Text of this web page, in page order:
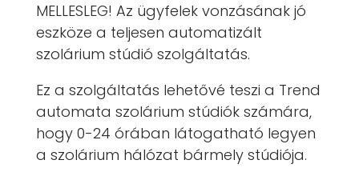
MELLESLEG! Az ügyfelek vonzásának jó
eszköze a teljesen automatizált
szolárium stúdió szolgáltatás.
Ez a szolgáltatás lehetővé teszi a Trend
automata szolárium stúdiók számára,
hogy 0-24 órában látogatható legyen
a szolárium hálózat bármely stúdiója.